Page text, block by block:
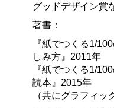
グッドデザイン賞
著書：
『紙でつくる1/
しみ方』2011年
『紙でつくる1/
読本』2015年
（共にグラフィッ